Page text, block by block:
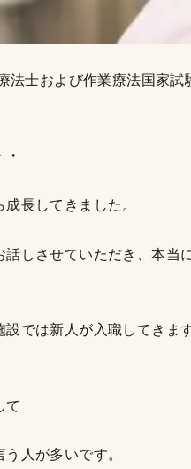
士および作業療法国家試
長してきました。
しさせていただき、本当
設では新人が入職してきま
て
人が多いです。